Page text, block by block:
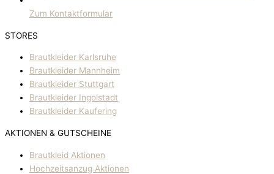
Zum Kontaktformular
STORES
Brautkleider Karlsruhe
Brautkleider Mannheim
Brautkleider Stuttgart
Brautkleider Ingolstadt
Brautkleider Kaufering
AKTIONEN & GUTSCHEINE
Brautkleid Aktionen
Hochzeitsanzug Aktionen